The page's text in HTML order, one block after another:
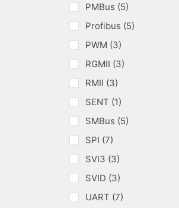
PMBus (5)
Profibus (5)
PWM (3)
RGMII (3)
RMII (3)
SENT (1)
SMBus (5)
SPI (7)
SVI3 (3)
SVID (3)
UART (7)